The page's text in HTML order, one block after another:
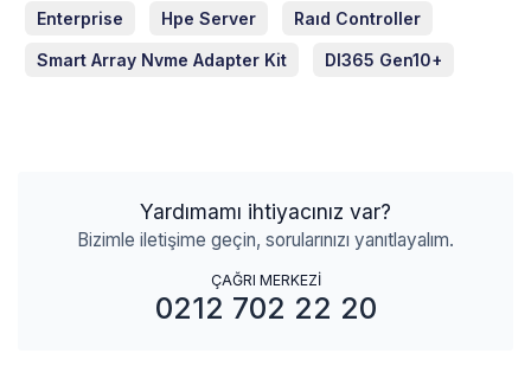
Enterprise Hpe Server Raıd Controller
Smart Array Nvme Adapter Kit Dl365 Gen10+
Yardımamı ihtiyacınız var?
Bizimle iletişime geçin, sorularınızı yanıtlayalım.
ÇAĞRI MERKEZİ
0212 702 22 20